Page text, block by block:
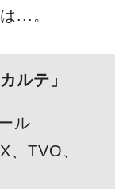
...。
ルテ」
ル
、TVO、